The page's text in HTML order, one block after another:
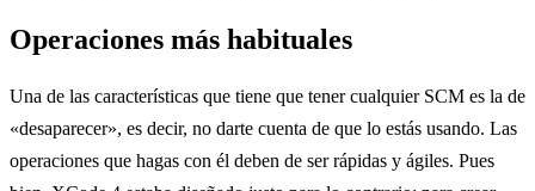
Operaciones más habituales
Una de las características que tiene que tener cualquier SCM es la de
«desaparecer», es decir, no darte cuenta de que lo estás usando. Las
operaciones que hagas con él deben de ser rápidas y ágiles. Pues